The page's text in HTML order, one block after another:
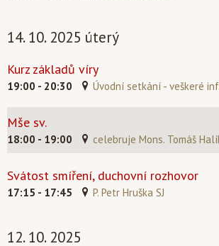
14. 10. 2025 úterý
Kurz základů víry
19:00 - 20:30 Úvodní setkání - veškeré
Mše sv.
18:00 - 19:00 celebruje Mons. Tomáš
Svátost smíření, duchovní rozhovor
17:15 - 17:45 P. Petr Hruška SJ
12. 10. 2025